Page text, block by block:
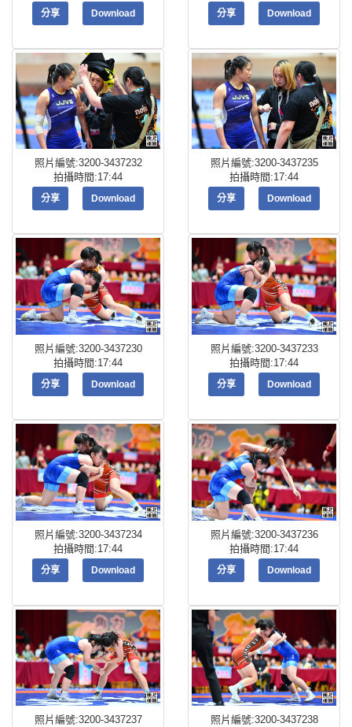
分享 Download 分享 Download
照片編號:3200-3437232
拍攝時間:17:44
分享 Download
照片編號:3200-3437235
拍攝時間:17:44
分享 Download
照片編號:3200-3437230
拍攝時間:17:44
分享 Download
照片編號:3200-3437233
拍攝時間:17:44
分享 Download
照片編號:3200-3437234
拍攝時間:17:44
分享 Download
照片編號:3200-3437236
拍攝時間:17:44
分享 Download
照片編號:3200-3437237
照片編號:3200-3437238